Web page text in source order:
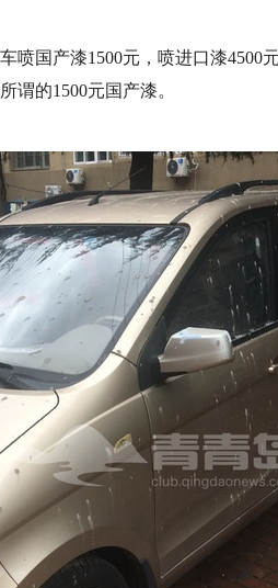
喷国产漆1500元，喷进口漆4500
谓的1500元国产漆。